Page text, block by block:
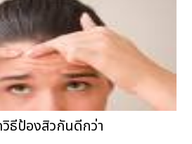
วิธีป้องสิวกันดีกว่า